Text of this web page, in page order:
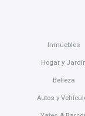
Inmuebles
Hogar y
Belleza
Autos y